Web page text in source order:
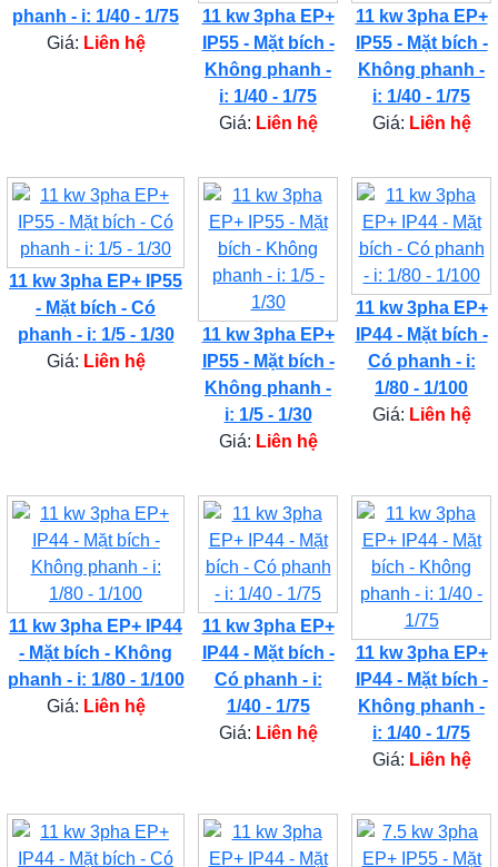
phanh - i: 1/40 - 1/75
Giá: Liên hệ
11 kw 3pha EP+
IP55 - Mặt bích -
Không phanh -
i: 1/40 - 1/75
Giá: Liên hệ
11 kw 3pha EP+
IP55 - Mặt bích -
Không phanh -
i: 1/40 - 1/75
Giá: Liên hệ
11 kw 3pha EP+ IP55
- Mặt bích - Có
phanh - i: 1/5 - 1/30
Giá: Liên hệ
11 kw 3pha EP+
IP55 - Mặt bích -
Không phanh -
i: 1/5 - 1/30
Giá: Liên hệ
11 kw 3pha EP+
IP44 - Mặt bích -
Có phanh - i:
1/80 - 1/100
Giá: Liên hệ
11 kw 3pha EP+ IP44
- Mặt bích - Không
phanh - i: 1/80 - 1/100
Giá: Liên hệ
11 kw 3pha EP+
IP44 - Mặt bích -
Có phanh - i:
1/40 - 1/75
Giá: Liên hệ
11 kw 3pha EP+
IP44 - Mặt bích -
Không phanh -
i: 1/40 - 1/75
Giá: Liên hệ